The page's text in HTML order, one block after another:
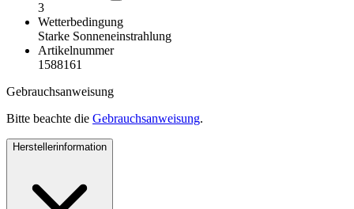
3
Wetterbedingung
Starke Sonneneinstrahlung
Artikelnummer
1588161
Gebrauchsanweisung
Bitte beachte die Gebrauchsanweisung.
Herstellerinformation